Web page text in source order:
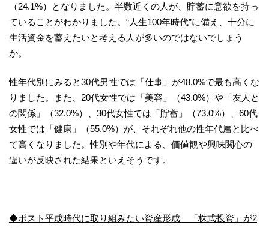
（24.1%）となりました。半数近くの人が、貯蓄に意欲を持っ
ていることがわかりました。“人生100年時代”に備え、十分に
生活資金を蓄えたいと考える人が多いのではないでしょう
か。
性年代別にみると30代男性では「仕事」が48.0%で最も高くな
りました。また、20代女性では「美容」（43.0%）や「友人と
の関係」（32.0%）、30代女性では「貯蓄」（73.0%）、60代
女性では「健康」（55.0%）が、それぞれ他の性年代層と比べ
て高くなりました。性別や年代による、価値観や興味関心の
違いが反映された結果といえそうです。
◆ポスト平成時代に取り組みたい資産形成 「株式投資」が2